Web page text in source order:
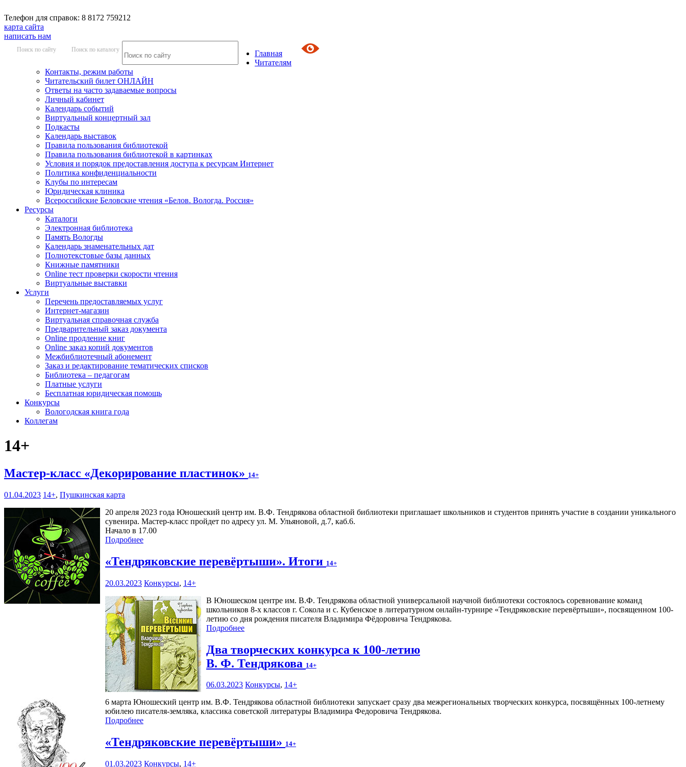
Телефон для справок: 8 8172 759212
карта сайта
написать нам
Поиск по сайту Поиск по каталогу
Главная
Читателям
Контакты, режим работы
Читательский билет ОНЛАЙН
Ответы на часто задаваемые вопросы
Личный кабинет
Календарь событий
Виртуальный концертный зал
Подкасты
Календарь выставок
Правила пользования библиотекой
Правила пользования библиотекой в картинках
Условия и порядок предоставления доступа к ресурсам Интернет
Политика конфиденциальности
Клубы по интересам
Юридическая клиника
Всероссийские Беловские чтения «Белов. Вологда. Россия»
Ресурсы
Каталоги
Электронная библиотека
Память Вологды
Календарь знаменательных дат
Полнотекстовые базы данных
Книжные памятники
Online тест проверки скорости чтения
Виртуальные выставки
Услуги
Перечень предоставляемых услуг
Интернет-магазин
Виртуальная справочная служба
Предварительный заказ документа
Online продление книг
Online заказ копий документов
Межбиблиотечный абонемент
Заказ и редактирование тематических списков
Библиотека – педагогам
Платные услуги
Бесплатная юридическая помощь
Конкурсы
Вологодская книга года
Коллегам
14+
Мастер-класс «Декорирование пластинок» 14+
01.04.2023 14+, Пушкинская карта
20 апреля 2023 года Юношеский центр им. В.Ф. Тендрякова областной библиотеки приглашает школьников и студентов принять участие в создании уникального
сувенира. Мастер-класс пройдет по адресу ул. М. Ульяновой, д.7, каб.6.
Начало в 17.00
Подробнее
«Тендряковские перевёртыши». Итоги 14+
20.03.2023 Конкурсы, 14+
В Юношеском центре им. В.Ф. Тендрякова областной универсальной научной библиотеки состоялось соревнование команд
школьников 8-х классов г. Сокола и с. Кубенское в литературном онлайн-турнире «Тендряковские перевёртыши», посвященном 100-
летию со дня рождения писателя Владимира Фёдоровича Тендрякова.
Подробнее
Два творческих конкурса к 100-летию
В. Ф. Тендрякова 14+
06.03.2023 Конкурсы, 14+
6 марта Юношеский центр им. В.Ф. Тендрякова областной библиотеки запускает сразу два межрегиональных творческих конкурса, посвящённых 100-летнему
юбилею писателя-земляка, классика советской литературы Владимира Федоровича Тендрякова.
Подробнее
«Тендряковские перевёртыши» 14+
01.03.2023 Конкурсы, 14+